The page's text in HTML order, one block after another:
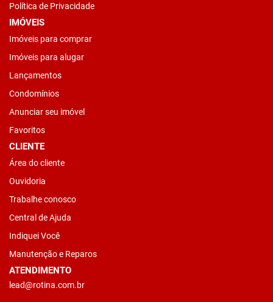
Política de Privacidade
IMÓVEIS
Imóveis para comprar
Imóveis para alugar
Lançamentos
Condomínios
Anunciar seu imóvel
Favoritos
CLIENTE
Área do cliente
Ouvidoria
Trabalhe conosco
Central de Ajuda
Indiquei Você
Manutenção e Reparos
ATENDIMENTO
lead@rotina.com.br